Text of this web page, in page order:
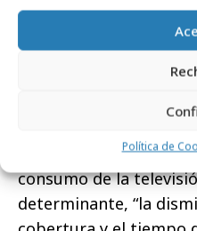
Política de
cobertura incremental
campañas de tv
sobre la data de
ámbito geográfico,
Maribel Vivancos
consumo de la
determinante, “la